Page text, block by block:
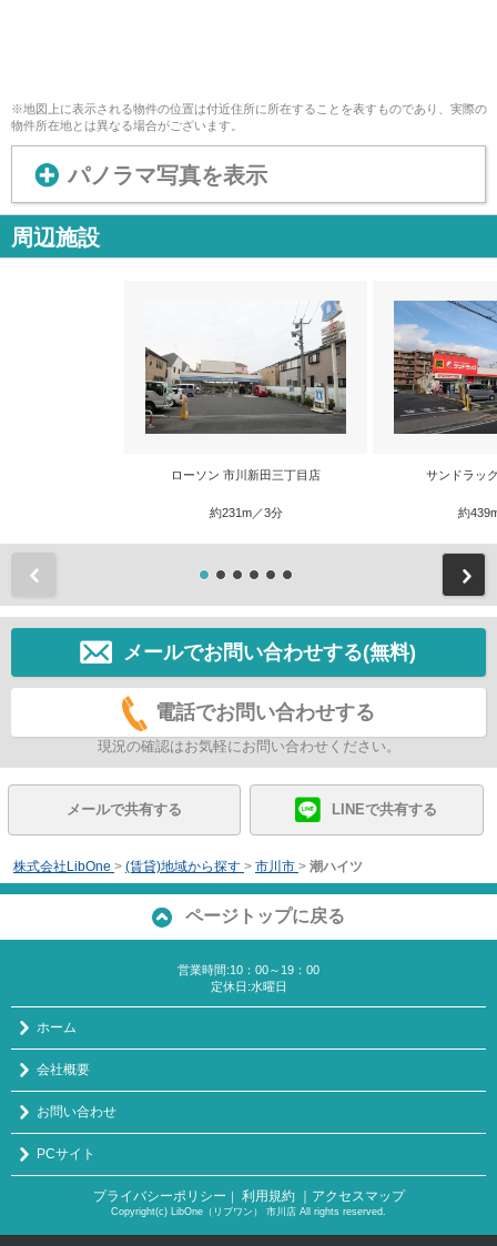
※地図上に表示される物件の位置は付近住所に所在することを表すものであり、実際の
物件所在地とは異なる場合がございます。
パノラマ写真を表示
周辺施設
ローソン 市川新田三丁目店
約231m／3分
サンドラッ
約
メールでお問い合わせする(無料)
電話でお問い合わせする
現況の確認はお気軽にお問い合わせください。
メールで共有する LINEで共有する
株式会社LibOne > (賃貸)地域から探す > 市川市 > 潮ハイツ
ページトップに戻る
営業時間:10：00～19：00
定休日:水曜日
ホーム
会社概要
お問い合わせ
PCサイト
プライバシーポリシー 利用規約 ｜アクセスマップ
Copyright(c) LibOne（リブワン） 市川店 All rights reserved.